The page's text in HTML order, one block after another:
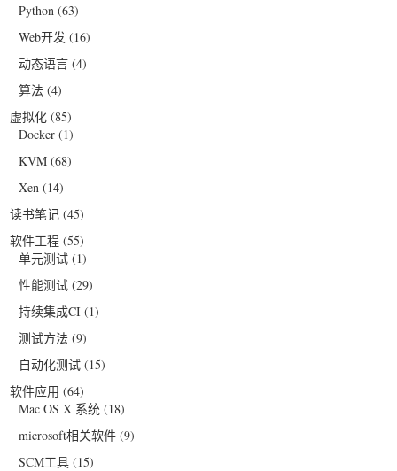
Python (63)
Web开发 (16)
动态语言 (4)
算法 (4)
虚拟化 (85)
Docker (1)
KVM (68)
Xen (14)
读书笔记 (45)
软件工程 (55)
单元测试 (1)
性能测试 (29)
持续集成CI (1)
测试方法 (9)
自动化测试 (15)
软件应用 (64)
Mac OS X 系统 (18)
microsoft相关软件 (9)
SCM工具 (15)